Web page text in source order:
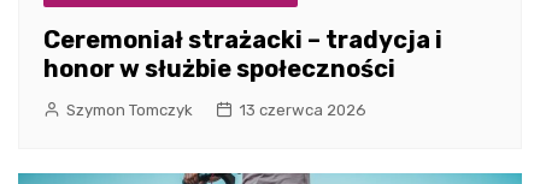
Ceremoniał strażacki – tradycja i
honor w służbie społeczności
Szymon Tomczyk 13 czerwca 2026